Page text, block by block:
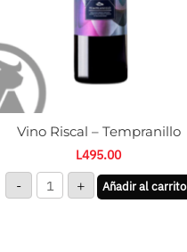
Vino Riscal – Tempranillo
L495.00
- + Añadir al carrito